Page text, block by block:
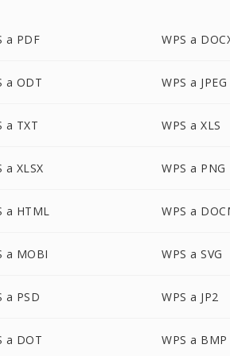
a PDF WPS a
a ODT WPS a JPEG
a TXT WPS a XLS
a XLSX WPS a PNG
a HTML WPS a
a MOBI WPS a SVG
a PSD WPS a JP2
a DOT WPS a BMP